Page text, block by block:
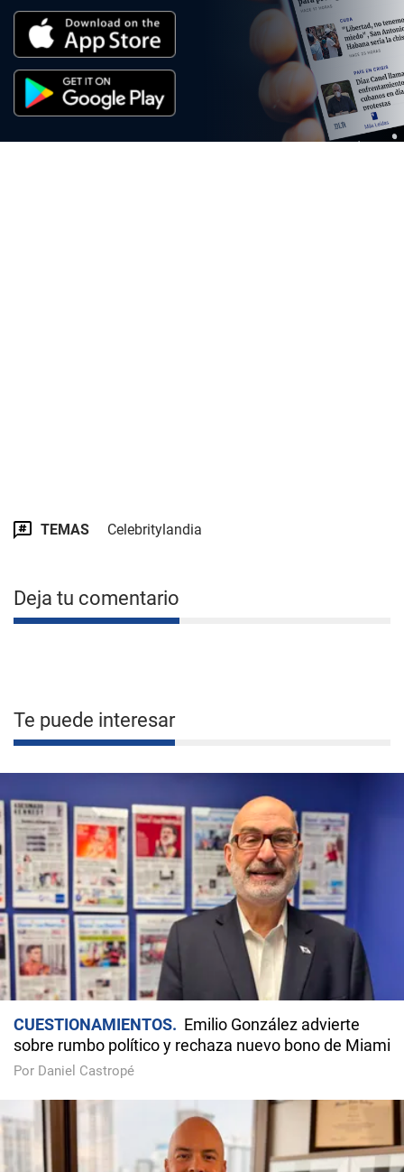
TEMAS Celebritylandia
Deja tu comentario
Te puede interesar
CUESTIONAMIENTOS
Emilio González advierte
sobre rumbo político y rechaza nuevo bono de Miami
Por Daniel Castropé